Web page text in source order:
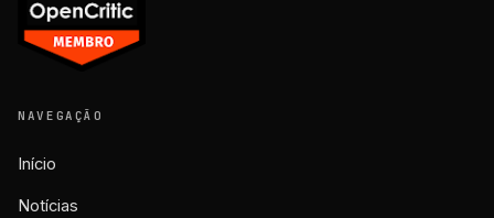
NAVEGAÇÃO
Início
Notícias